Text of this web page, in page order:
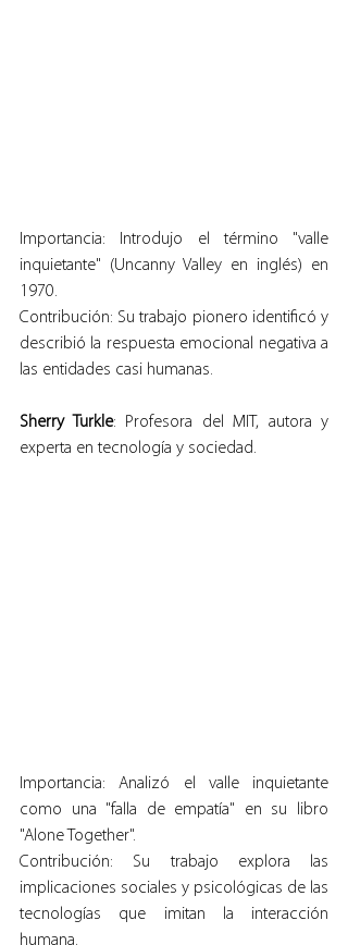
Importancia: Introdujo el término "valle
inquietante" (Uncanny Valley en inglés) en
1970.
Contribución: Su trabajo pionero identificó y
describió la respuesta emocional negativa a
las entidades casi humanas.
Sherry Turkle: Profesora del MIT, autora y
experta en tecnología y sociedad.
Importancia: Analizó el valle inquietante
como una "falla de empatía" en su libro
"Alone Together".
Contribución: Su trabajo explora las
implicaciones sociales y psicológicas de las
tecnologías que imitan la interacción
humana.